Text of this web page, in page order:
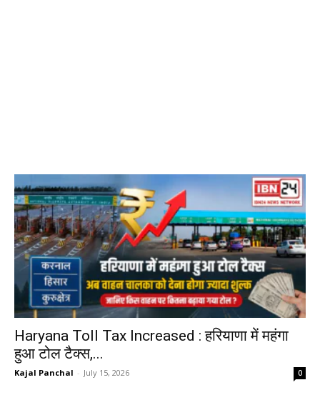
Haryana Toll Tax Increased : हरियाणा में महंगा
हुआ टोल टैक्स,...
Kajal Panchal - July 15, 2026 0